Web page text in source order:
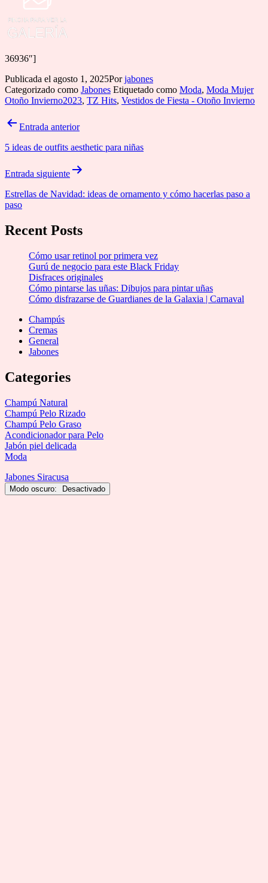
36936″]
Publicada el agosto 1, 2025Porjabones
Categorizado como Jabones Etiquetado como Moda, Moda Mujer
Otoño Invierno2023, TZ Hits, Vestidos de Fiesta - Otoño Invierno
Navegación
entradas
Entrada anterior
5 ideas de outfits aesthetic para niñas
Entrada siguiente
Estrellas de Navidad: ideas de ornamento y cómo hacerlas paso a
paso
Recent Posts
Cómo usar retinol por primera vez
Gurú de negocio para este Black Friday
Disfraces originales
Cómo pintarse las uñas: Dibujos para pintar uñas
Cómo disfrazarse de Guardianes de la Galaxia | Carnaval
Champús
Cremas
General
Jabones
Categories
Champú Natural
Champú Pelo Rizado
Champú Pelo Graso
Acondicionador para Pelo
Jabón piel delicada
Moda
Jabones Siracusa
Modo oscuro: